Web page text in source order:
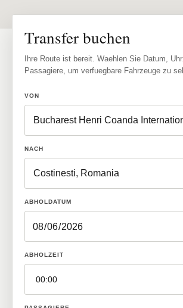
Transfer buchen
Ihre Route ist bereit. Waehlen Sie Datum,
Passagiere, um verfuegbare Fahrzeuge zu
VON
NACH
ABHOLDATUM
ABHOLZEIT